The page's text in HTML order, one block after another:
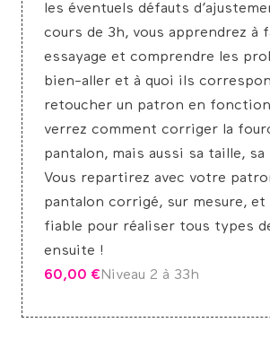
les éventuels défauts
cours de 3h, vous apprendrez à
essayage et comprendre les
bien-aller et à quoi ils
retoucher un patron en
verrez comment corriger la
pantalon, mais aussi sa taille, sa
Vous repartirez avec votre
pantalon corrigé, sur mesure, et
fiable pour réaliser tous types
ensuite !
60,00 €Niveau 2 à 33h